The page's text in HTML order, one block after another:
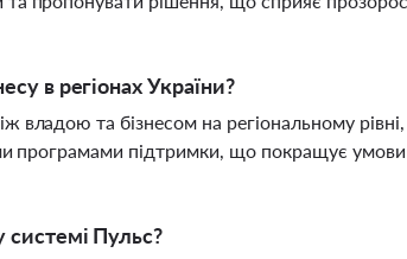
в регіонах України?
владою та бізнесом на регіональному
програмами підтримки, що покращує
системі Пульс?